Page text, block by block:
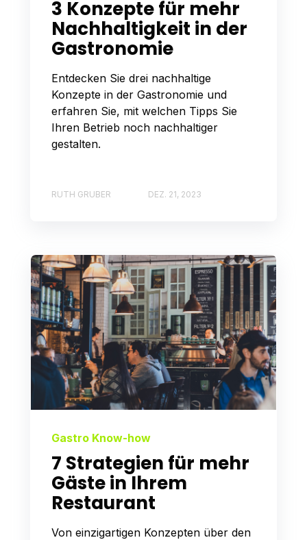
3 Konzepte für mehr
Nachhaltigkeit in der
Gastronomie
Entdecken Sie drei nachhaltige
Konzepte in der Gastronomie und
erfahren Sie, mit welchen Tipps Sie
Ihren Betrieb noch nachhaltiger
gestalten.
RUTH GRUBER DEZ. 21, 2023
Gastro Know-how
7 Strategien für mehr
Gäste in Ihrem
Restaurant
Von einzigartigen Konzepten über den